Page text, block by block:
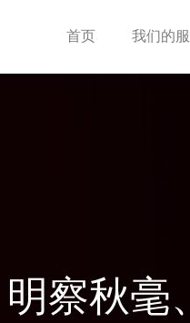
首页 我们的
明察秋毫